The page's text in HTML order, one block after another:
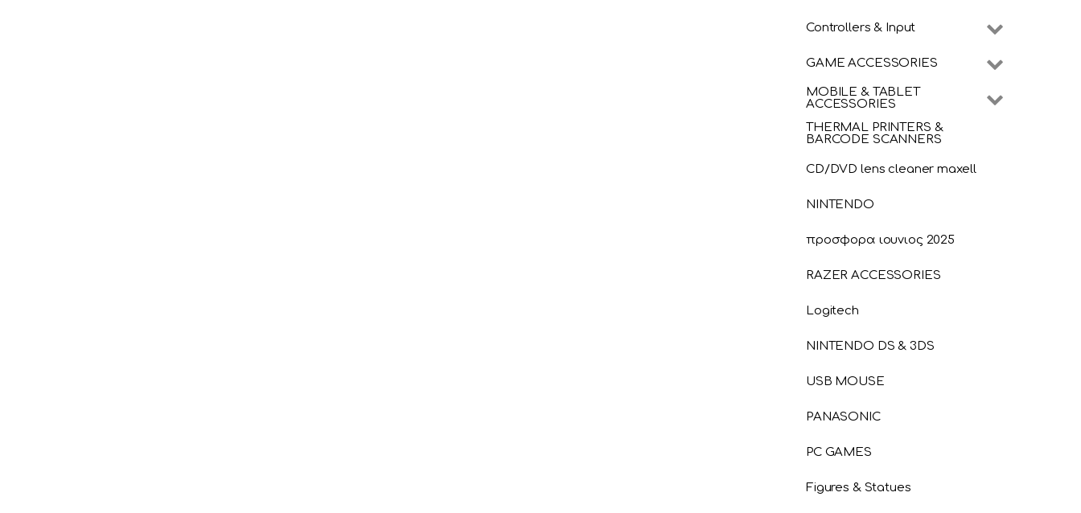
Controllers & Input
GAME ACCESSORIES
MOBILE & TABLET
ACCESSORIES
THERMAL PRINTERS &
BARCODE SCANNERS
CD/DVD lens cleaner maxell
NINTENDO
προσφορα ιουνιος 2025
RAZER ACCESSORIES
Logitech
NINTENDO DS & 3DS
USB MOUSE
PANASONIC
PC GAMES
Figures & Statues